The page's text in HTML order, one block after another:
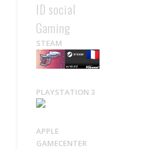
ID social
Gaming
STEAM
PLAYSTATION 3
APPLE
GAMECENTER